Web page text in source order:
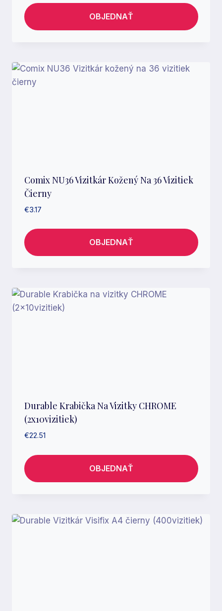
OBJEDNAŤ
Comix NU36 Vizitkár Kožený Na 36 Vizitiek
Čierny
€3.17
OBJEDNAŤ
Durable Krabička Na Vizitky CHROME
(2x10vizitiek)
€22.51
OBJEDNAŤ